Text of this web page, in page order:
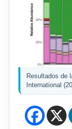
Resultados de
International